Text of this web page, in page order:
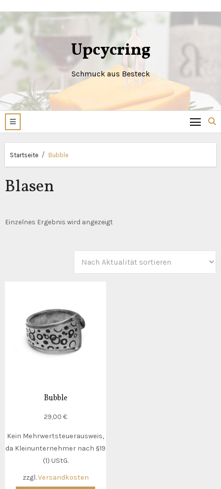
Inhalt
springen
Upcycring
Schmuck aus Besteck
Startseite Bubble
Blasen
Einzelnes Ergebnis wird angezeigt
Bubble
29,00€
Kein Mehrwertsteuerausweis,
da Kleinunternehmer nach §19
(1) UStG.
zzgl.Versandkosten